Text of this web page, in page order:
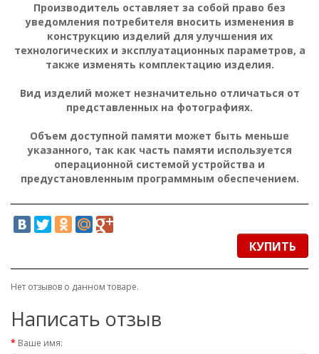
Производитель оставляет за собой право без
уведомления потребителя вносить изменения в
конструкцию изделий для улучшения их
технологических и эксплуатационных параметров, а
также изменять комплектацию изделия.
Вид изделий может незначительно отличаться от
представленных на фотографиях.
Объем доступной памяти может быть меньше
указанного, так как часть памяти используется
операционной системой устройства и
предустановленным программным обеспечением.
КУПИТЬ
Нет отзывов о данном товаре.
Написать отзыв
Ваше имя: